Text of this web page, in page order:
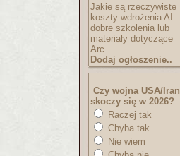
Jakie są rzeczywiste
koszty wdrożenia AI
dobre szkolenia lub
materiały dotyczące
Arc..
Dodaj ogłoszenie..
Czy wojna USA/Iran
skoczy się w 2026?
Raczej tak
Chyba tak
Nie wiem